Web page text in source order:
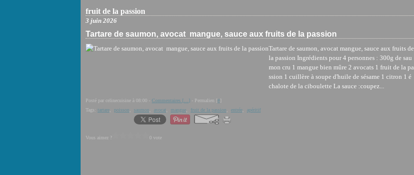
fruit de la passion
3 juin 2026
Tartare de saumon, avocat mangue, sauce aux fruits de la passion
Tartare de saumon, avocat mangue, sauce aux fruits de
la passion Ingrédients pour 4 personnes : 300g de sau
mon cru 1 mangue bien mûre 2 avocats 1 fruit de la pa
ssion 1 cuillère à soupe d'huile de sésame 1 citron 1 é
chalote de la ciboulette La sauce :coupez...
Posté par celinecuisine à 08:00 - Commentaires [ ] - Permalien [#]
Tags: tartare poisson saumon avocat mangue fruit de la passion entrée apéritif
Vous aimez ? 0 vote